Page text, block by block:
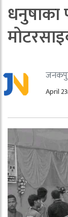
धनुषाका
April